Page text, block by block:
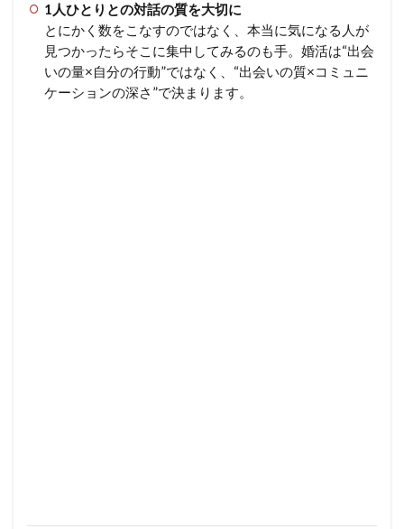
1人ひとりとの対話の質を大切に
とにかく数をこなすのではなく、本当に気になる人が
見つかったらそこに集中してみるのも手。婚活は“出会
いの量×自分の行動”ではなく、“出会いの質×コミュニ
ケーションの深さ”で決まります。